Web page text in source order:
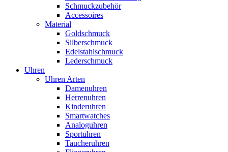
Schmuckzubehör
Accessoires
Material
Goldschmuck
Silberschmuck
Edelstahlschmuck
Lederschmuck
Uhren
Uhren Arten
Damenuhren
Herrenuhren
Kinderuhren
Smartwatches
Analoguhren
Sportuhren
Taucheruhren